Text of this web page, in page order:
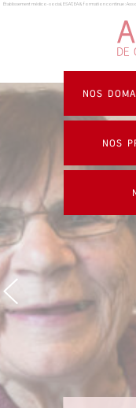
Panneau de gestion des
Établissement médico-social, ESAT, EA & formation continue :
NOS
NOS